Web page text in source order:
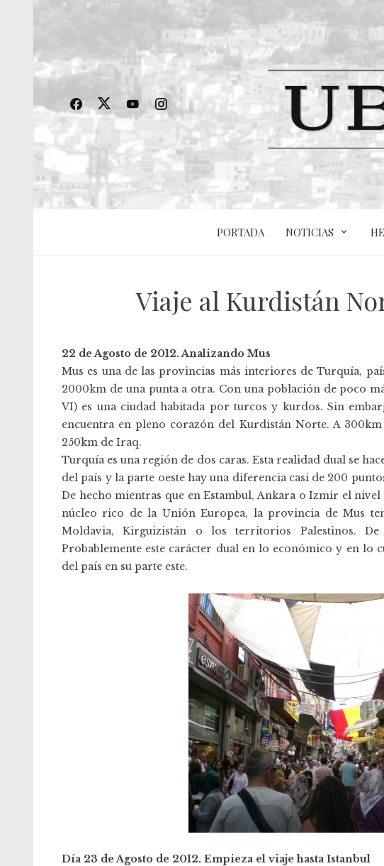
PORTADA NOTICIAS
Viaje al Kurdistán
22 de Agosto de 2012. Analizando Mus
Mus es una de las provincias más interiores de Turquía,
2000km de una punta a otra. Con una población de poco
VI) es una ciudad habitada por turcos y kurdos. Sin
encuentra en pleno corazón del Kurdistán Norte. A
250km de Iraq.
Turquía es una región de dos caras. Esta realidad dual se
del país y la parte oeste hay una diferencia casi de 200
De hecho mientras que en Estambul, Ankara o Izmir el
núcleo rico de la Unión Europea, la provincia de Mus
Moldavia, Kirguizistán o los territorios Palestinos.
Probablemente este carácter dual en lo económico y en lo
del país en su parte este.
Día 23 de Agosto de 2012. Empieza el viaje hasta Istanbul